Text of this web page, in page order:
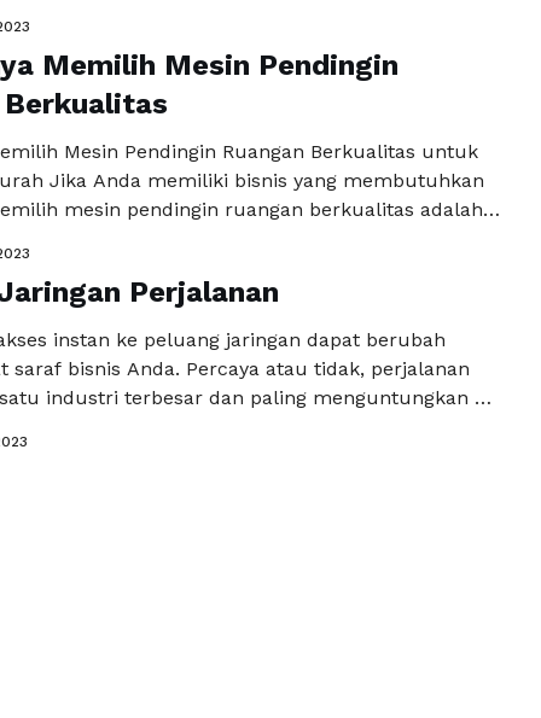
dalam waktu durasi jauh, tidak terdapat salahnya
Nah, dalam menyiapkan liburan jauh, pasti
anggaran yang wajib direncanakan. Tidak
uang, pengganti yang …
Memilih Mesin Pendingin
Berkualitas
Mesin Pendingin Ruangan Berkualitas untuk
Jika Anda memiliki bisnis yang membutuhkan
mesin pendingin ruangan berkualitas adalah
penting untuk dilakukan. Hal ini akan sangat
efektivitas dan efisiensi cold room yang Anda
mesin pendingin ruangan yang berkualitas juga
Perjalanan
instan ke peluang jaringan dapat berubah
saraf bisnis Anda. Percaya atau tidak, perjalanan
industri terbesar dan paling menguntungkan di
hampir $7 triliun setiap tahun. Dan banyak
melakukan upaya yang layak untuk mengambil